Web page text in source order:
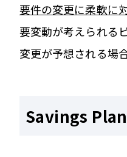
要件の変更に柔軟に
要変動が考えられる
変更が予想される場
Savings